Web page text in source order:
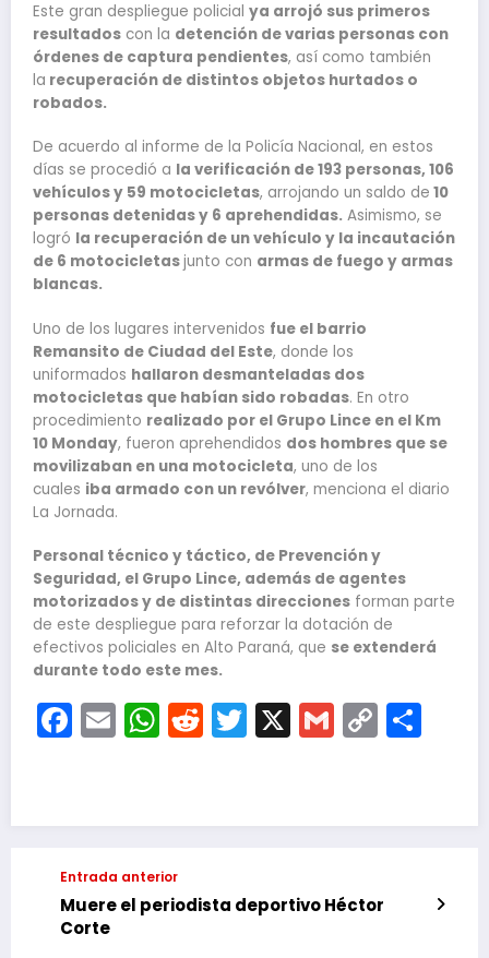
Este gran despliegue policial ya arrojó sus primeros
resultados con la detención de varias personas con
órdenes de captura pendientes, así como también
la recuperación de distintos objetos hurtados o
robados.
De acuerdo al informe de la Policía Nacional, en estos
días se procedió a la verificación de 193 personas, 106
vehículos y 59 motocicletas, arrojando un saldo de 10
personas detenidas y 6 aprehendidas. Asimismo, se
logró la recuperación de un vehículo y la incautación
de 6 motocicletasjunto con armas de fuego y armas
blancas.
Uno de los lugares intervenidos fue el barrio
Remansito de Ciudad del Este, donde los
uniformados hallaron desmanteladas dos
motocicletas que habían sido robadas. En otro
procedimiento realizado por el Grupo Lince en el Km
10 Monday, fueron aprehendidos dos hombres que se
movilizaban en una motocicleta, uno de los
cuales iba armado con un revólver, menciona el diario
La Jornada.
Personal técnico y táctico, de Prevención y
Seguridad, el Grupo Lince, además de agentes
motorizados y de distintas direcciones forman parte
de este despliegue para reforzar la dotación de
efectivos policiales en Alto Paraná, que se extenderá
durante todo este mes.
Facebook
EmailWhatsApp
Reddit
Twitter
X Gmail
Copy
Link
Entrada anterior
Muere el periodista deportivo Héctor
Corte